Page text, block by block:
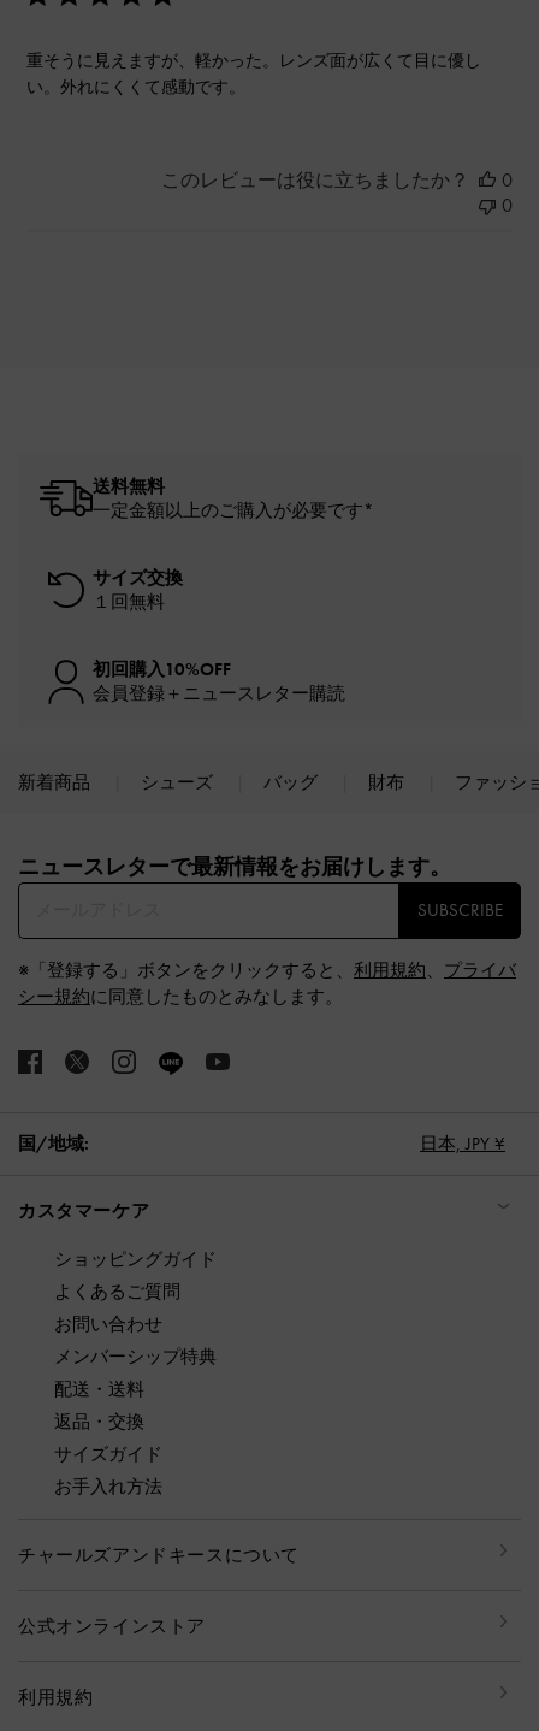
重そうに見えますが、軽かった。レンズ面が広くて目に優し
い。外れにくくて感動です。
このレビューは役に立ちましたか？
0
0
送料無料
一定金額以上のご購入が必要です*
サイズ交換
１回無料
初回購入10%OFF
会員登録＋ニュースレター購読
新着商品 シューズ バッグ 財布 ファッシ
ニュースレターで最新情報をお届けします。​
SUBSCRIBE
※「登録する」ボタンをクリックすると、 利用規約、 プライバ
シー規約に同意したものとみなします。
国/地域: 日本, JPY ¥
カスタマーケア
ショッピングガイド
よくあるご質問
お問い合わせ
メンバーシップ特典
配送・送料
返品・交換
サイズガイド
お手入れ方法
チャールズアンドキースについて
公式オンラインストア
利用規約